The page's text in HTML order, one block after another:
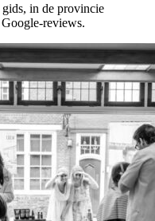
in de provincie
reviews.